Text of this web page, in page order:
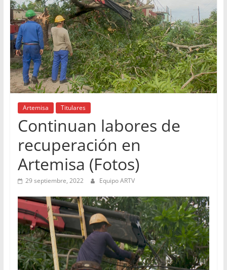
Artemisa Titulares
Continuan labores de
recuperación en
Artemisa (Fotos)
29 septiembre, 2022 Equipo ARTV